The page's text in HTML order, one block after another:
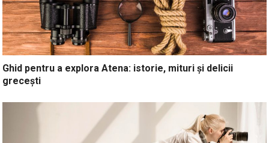
Ghid pentru a explora Atena: istorie, mituri și delicii
grecești